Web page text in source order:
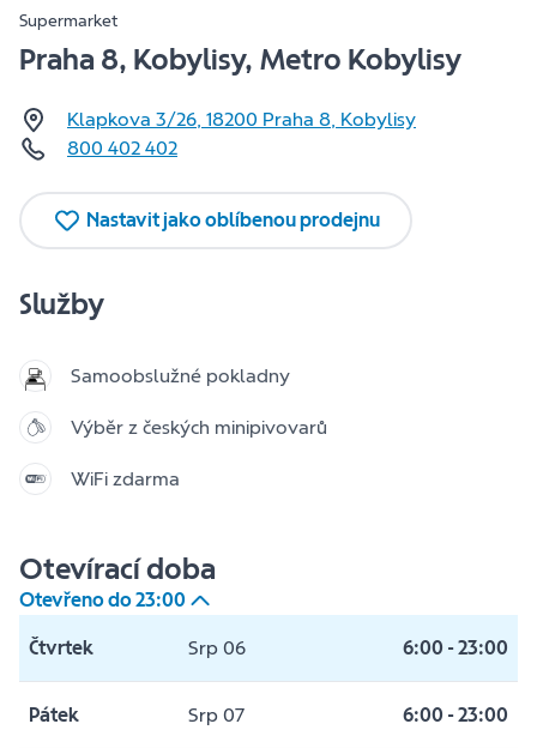
Nastavit jako oblíbenou prodejnu
Supermarket
Praha 8, Kobylisy, Metro Kobylisy
Klapkova 3/26, 18200 Praha 8, Kobylisy
800 402 402
Služby
Samoobslužné pokladny
Výběr z českých minipivovarů
WiFi zdarma
Otevírací doba
Otevřeno do23:00
Čtvrtek Srp 06 6:00 -23:00
Pátek Srp 07 6:00 -23:00